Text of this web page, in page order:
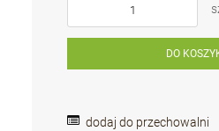
DO
dodaj do przechowalni